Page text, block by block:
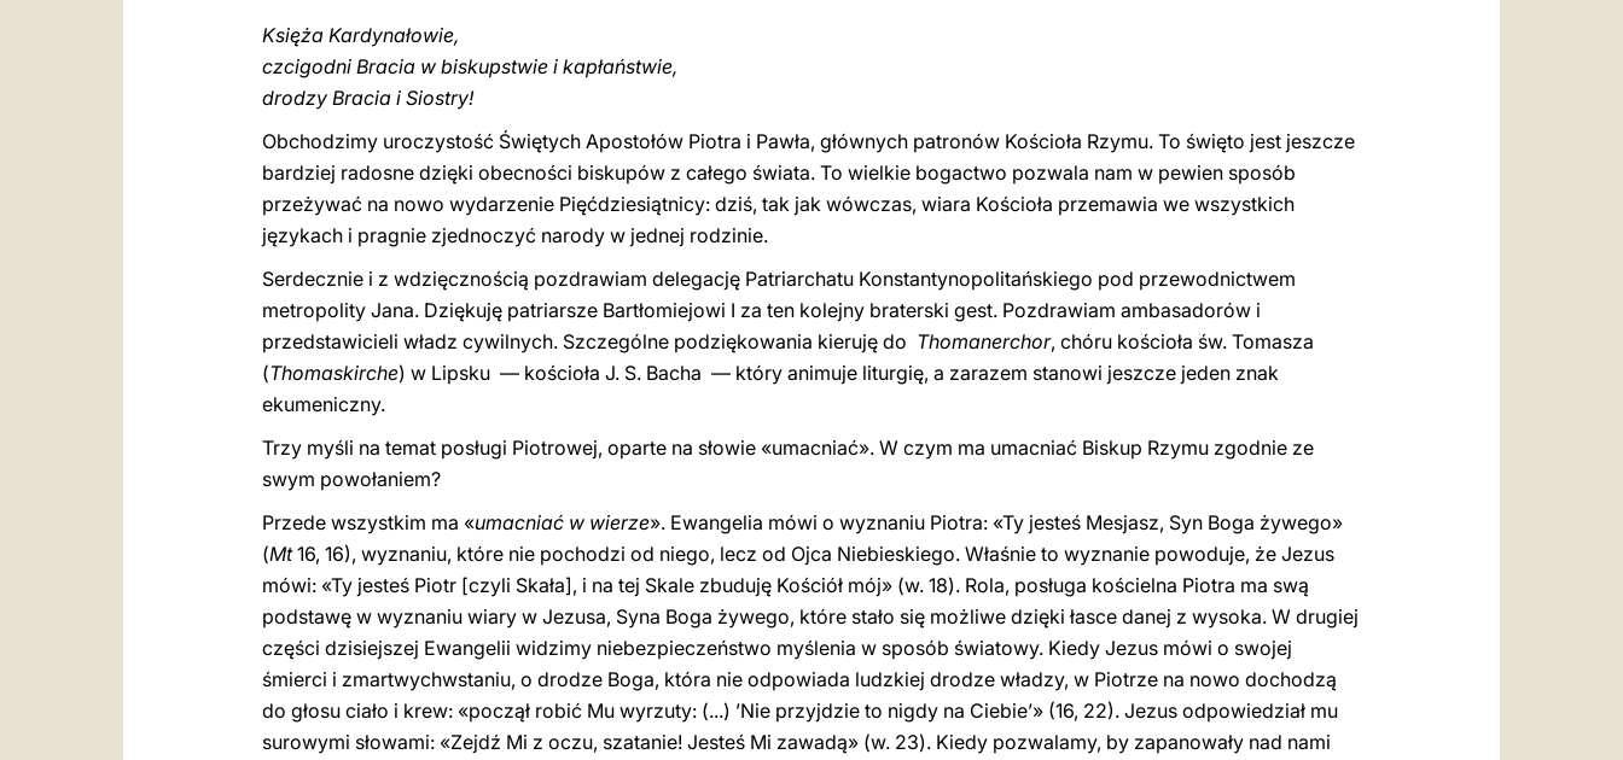
Księża Kardynałowie,
czcigodni Bracia w biskupstwie i kapłaństwie,
drodzy Bracia i Siostry!
Obchodzimy uroczystość Świętych Apostołów Piotra i Pawła, głównych patronów Kościoła Rzymu. To święto jest jeszcze
bardziej radosne dzięki obecności biskupów z całego świata. To wielkie bogactwo pozwala nam w pewien sposób
przeżywać na nowo wydarzenie Pięćdziesiątnicy: dziś, tak jak wówczas, wiara Kościoła przemawia we wszystkich
językach i pragnie zjednoczyć narody w jednej rodzinie.
Serdecznie i z wdzięcznością pozdrawiam delegację Patriarchatu Konstantynopolitańskiego pod przewodnictwem
metropolity Jana. Dziękuję patriarsze Bartłomiejowi I za ten kolejny braterski gest. Pozdrawiam ambasadorów i
przedstawicieli władz cywilnych. Szczególne podziękowania kieruję do Thomanerchor, chóru kościoła św. Tomasza
(Thomaskirche) w Lipsku — kościoła J. S. Bacha — który animuje liturgię, a zarazem stanowi jeszcze jeden znak
ekumeniczny.
Trzy myśli na temat posługi Piotrowej, oparte na słowie «umacniać». W czym ma umacniać Biskup Rzymu zgodnie ze
swym powołaniem?
Przede wszystkim ma «umacniać w wierze». Ewangelia mówi o wyznaniu Piotra: «Ty jesteś Mesjasz, Syn Boga żywego»
(Mt16, 16), wyznaniu, które nie pochodzi od niego, lecz od Ojca Niebieskiego. Właśnie to wyznanie powoduje, że Jezus
mówi: «Ty jesteś Piotr [czyli Skała], i na tej Skale zbuduję Kościół mój» (w. 18). Rola, posługa kościelna Piotra ma swą
podstawę w wyznaniu wiary w Jezusa, Syna Boga żywego, które stało się możliwe dzięki łasce danej z wysoka. W drugiej
części dzisiejszej Ewangelii widzimy niebezpieczeństwo myślenia w sposób światowy. Kiedy Jezus mówi o swojej
śmierci i zmartwychwstaniu, o drodze Boga, która nie odpowiada ludzkiej drodze władzy, w Piotrze na nowo dochodzą
do głosu ciało i krew: «począł robić Mu wyrzuty: (...) ’Nie przyjdzie to nigdy na Ciebie’» (16, 22). Jezus odpowiedział mu
surowymi słowami: «Zejdź Mi z oczu, szatanie! Jesteś Mi zawadą» (w. 23). Kiedy pozwalamy, by zapanowały nad nami